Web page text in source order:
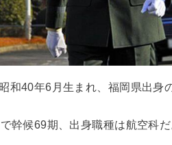
和40年6月生まれ、福岡県出身
幹候69期、出身職種は航空科だ